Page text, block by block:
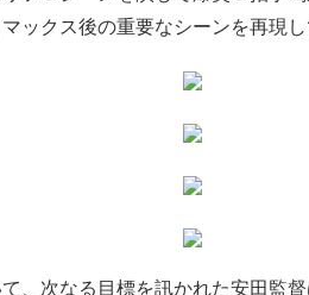
ックス後の重要なシーンを再現し
、次なる目標を訊かれた安田監